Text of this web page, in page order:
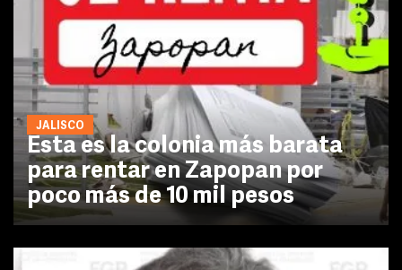
JALISCO
Esta es la colonia más barata
para rentar en Zapopan por
poco más de 10 mil pesos